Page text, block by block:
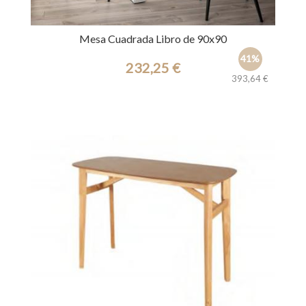
Mesa Cuadrada Libro de 90x90
41%
393,64 €
232,25 €